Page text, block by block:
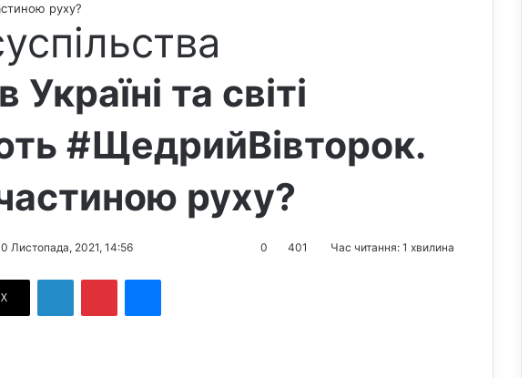
руху?
Україні та світі
#ЩедрийВівторок.
руху?
Листопада, 2021, 14:56 0 401 Час читання: 1 хвилина
X